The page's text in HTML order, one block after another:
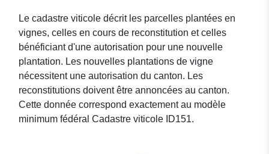
Le cadastre viticole décrit les parcelles plantées en
vignes, celles en cours de reconstitution et celles
bénéficiant d'une autorisation pour une nouvelle
plantation. Les nouvelles plantations de vigne
nécessitent une autorisation du canton. Les
reconstitutions doivent être annoncées au canton.
Cette donnée correspond exactement au modèle
minimum fédéral Cadastre viticole ID151.